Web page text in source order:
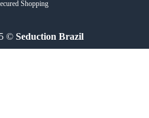
Shopping
© Seduction Brazil